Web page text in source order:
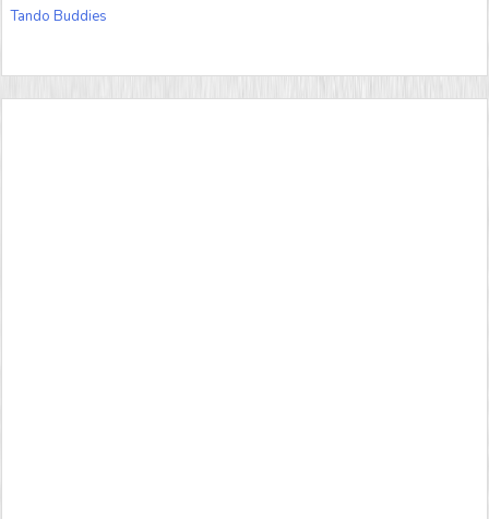
Tando Buddies